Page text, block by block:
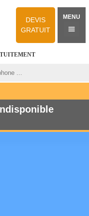
DEVIS
GRATUIT
MENU